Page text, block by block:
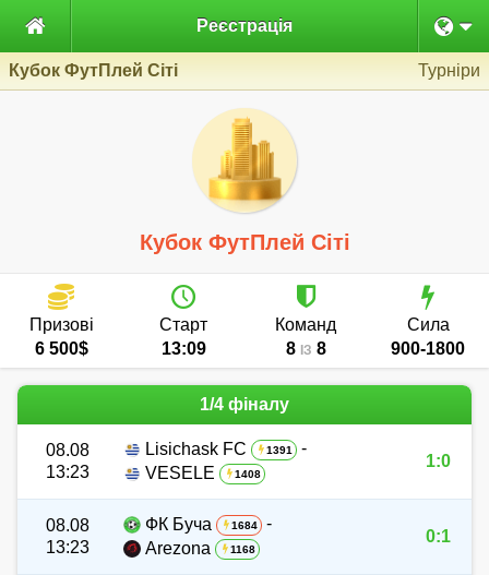
 Реєстрація
Кубок ФутПлей Сіті Турніри
Кубок ФутПлей Сіті
Призові
6 500$
Старт
13:09
Команд
8 ІЗ 8
Сила
900-1800
1/4 фіналу
08.08
13:23
Lisichask FC 1391
-
VESELE
1408
1:0
08.08
13:23
ФК Буча 1684
-
Arezona
1168
0:1